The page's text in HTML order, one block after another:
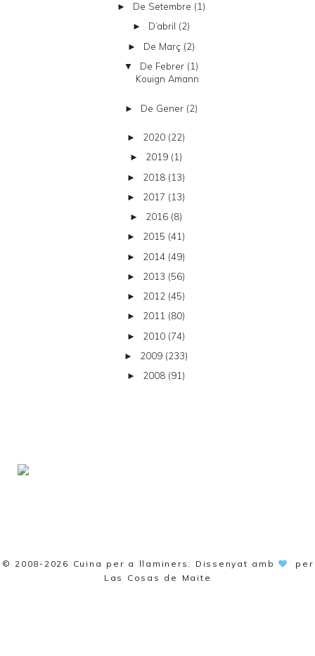
► De Setembre (1)
► D’abril (2)
► De Març (2)
▼ De Febrer (1)
Kouign Amann
► De Gener (2)
► 2020 (22)
► 2019 (1)
► 2018 (13)
► 2017 (13)
► 2016 (8)
► 2015 (41)
► 2014 (49)
► 2013 (56)
► 2012 (45)
► 2011 (80)
► 2010 (74)
► 2009 (233)
► 2008 (91)
© 2008-2026 Cuina per a llaminers . Dissenyat amb
per
Las Cosas de Maite